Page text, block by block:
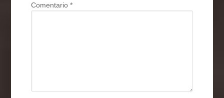
Comentario*